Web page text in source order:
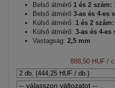
Belső átmérő 1 és 2 szám:
Belső átmérő 3-as és 4-es
Külső átmérő: 1 és 2
Külső átmérő: 3-as és 4-es
Vastagság: 2,5 mm
888,50 HUF /